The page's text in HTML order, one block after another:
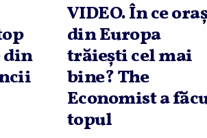
din
VIDEO. În ce
din Europa
trăieşti cel mai
bine? The
Economist a
topul